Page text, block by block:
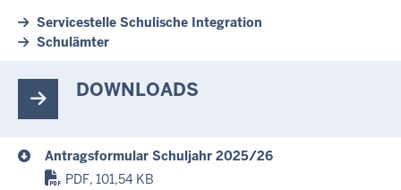
Servicestelle Schulische Integration
Schulämter
DOWNLOADS
Antragsformular Schuljahr 2025/26
PDF, 101,54 KB